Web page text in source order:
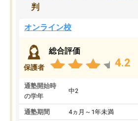
判
オンライン校
保護者
総合評価
4.2
通塾開始時
の学年
中2
通塾期間 4ヵ月～1年未満